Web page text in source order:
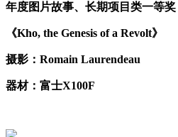
年度图片故事、长期项目类一等奖
《Kho, the Genesis of a Revolt》
摄影：Romain Laurendeau
器材：富士X100F